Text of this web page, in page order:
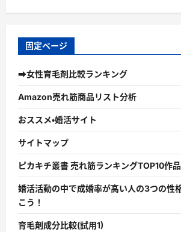
固定ページ
➡女性育毛剤比較ランキング
Amazon売れ筋商品リスト分析
おススメ・婚活サイト
サイトマップ
ピカキチ叢書 売れ筋ランキングTOP10作品
婚活活動の中で成婚率が高い人の3つの性
こう！
育毛剤成分比較(試用1)